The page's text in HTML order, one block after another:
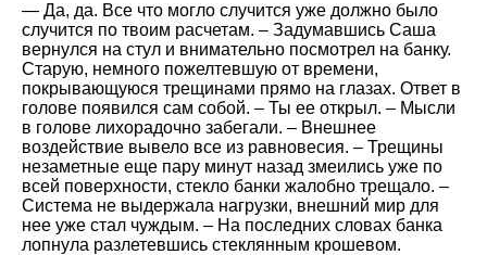
— Да, да. Все что могло случится уже должно было
случится по твоим расчетам. – Задумавшись Саша
вернулся на стул и внимательно посмотрел на банку.
Старую, немного пожелтевшую от времени,
покрывающуюся трещинами прямо на глазах. Ответ в
голове появился сам собой. – Ты ее открыл. – Мысли
в голове лихорадочно забегали. – Внешнее
воздействие вывело все из равновесия. – Трещины
незаметные еще пару минут назад змеились уже по
всей поверхности, стекло банки жалобно трещало. –
Система не выдержала нагрузки, внешний мир для
нее уже стал чуждым. – На последних словах банка
лопнула разлетевшись стеклянным крошевом.